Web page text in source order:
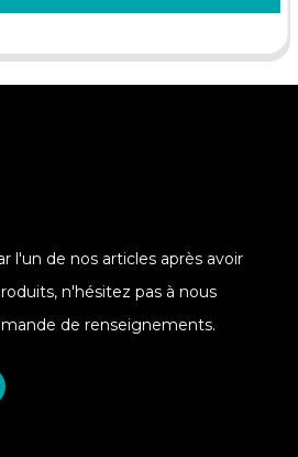
l'un de nos articles après avoir
n'hésitez pas à nous
de renseignements.